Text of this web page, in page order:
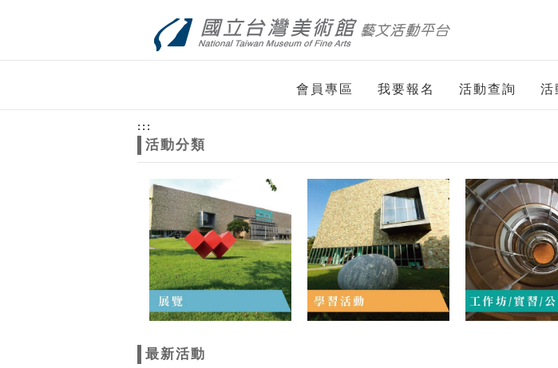
會員專區 我要報名 活動查詢 活
:::
活動分類
最新活動